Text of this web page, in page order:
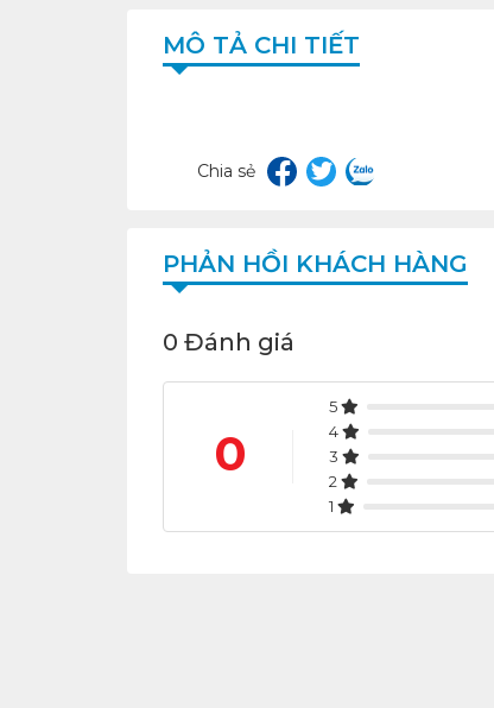
MÔ TẢ CHI TIẾT
Chia sẻ
PHẢN HỒI KHÁCH HÀNG
0 Đánh giá
0
5
4
3
2
1